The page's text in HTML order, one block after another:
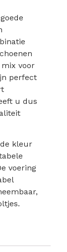
voor
perfect
u dus
kleur
voering